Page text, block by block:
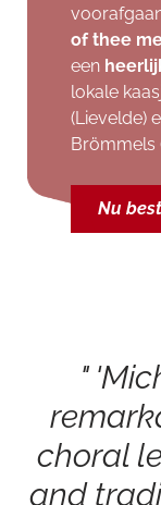
of thee
een
lokale
(Lievelde)
Brömmels
Nu
choral
and